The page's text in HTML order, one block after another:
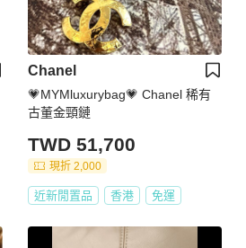
Chanel
💗MYMluxurybag💗 Chanel 稀有
古董金頸鏈
TWD 51,700
現折 2,000
近新閒置品 香港 免運